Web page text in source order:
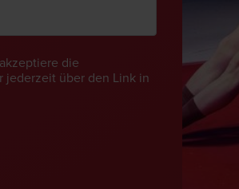
die
jederzeit über den Link in